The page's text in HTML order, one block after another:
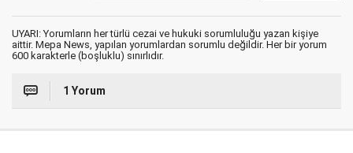
UYARI: Yorumların her türlü cezai ve hukuki sorumluluğu yazan kişiye
aittir. Mepa News, yapılan yorumlardan sorumlu değildir. Her bir yorum
600 karakterle (boşluklu) sınırlıdır.
1 Yorum